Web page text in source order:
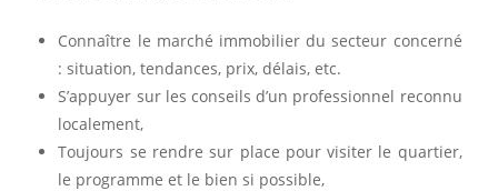
Connaître le marché immobilier du secteur concerné
: situation, tendances, prix, délais, etc.
S’appuyer sur les conseils d’un professionnel reconnu
localement,
Toujours se rendre sur place pour visiter le quartier,
le programme et le bien si possible,